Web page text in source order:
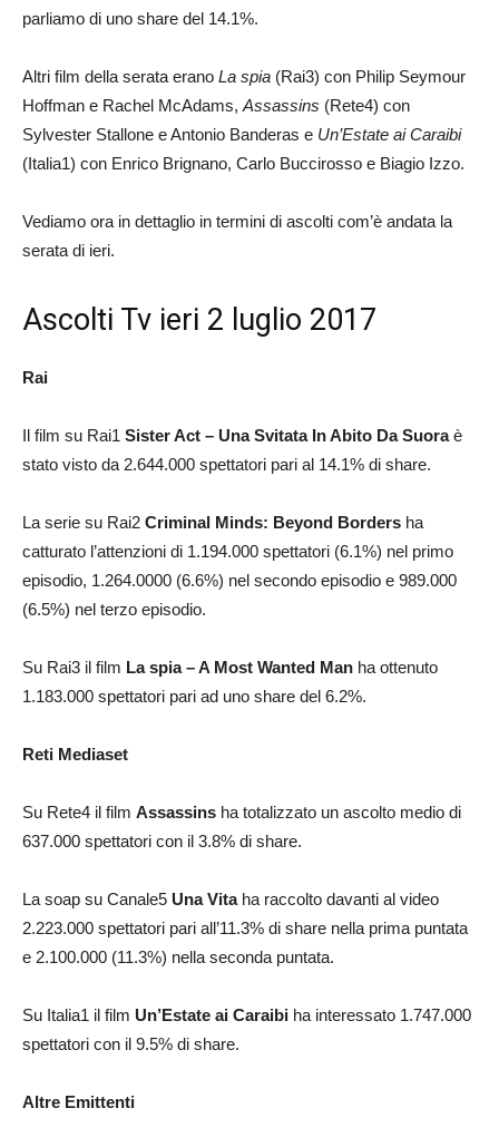
parliamo di uno share del 14.1%.
Altri film della serata erano La spia (Rai3) con Philip Seymour
Hoffman e Rachel McAdams, Assassins (Rete4) con
Sylvester Stallone e Antonio Banderas e Un’Estate ai Caraibi
(Italia1) con Enrico Brignano, Carlo Buccirosso e Biagio Izzo.
Vediamo ora in dettaglio in termini di ascolti com’è andata la
serata di ieri.
Ascolti Tv ieri 2 luglio 2017
Rai
Il film su Rai1 Sister Act – Una Svitata In Abito Da Suoraè
stato visto da 2.644.000 spettatori pari al 14.1% di share.
La serie su Rai2 Criminal Minds: Beyond Borders ha
catturato l’attenzioni di 1.194.000 spettatori (6.1%) nel primo
episodio, 1.264.0000 (6.6%) nel secondo episodio e 989.000
(6.5%) nel terzo episodio.
Su Rai3 il film La spia – A Most Wanted Man ha ottenuto
1.183.000 spettatori pari ad uno share del 6.2%.
Reti Mediaset
Su Rete4 il film Assassins ha totalizzato un ascolto medio di
637.000 spettatori con il 3.8% di share.
La soap su Canale5 Una Vitaha raccolto davanti al video
2.223.000 spettatori pari all’11.3% di share nella prima puntata
e 2.100.000 (11.3%) nella seconda puntata.
Su Italia1 il film Un’Estate ai Caraibi ha interessato 1.747.000
spettatori con il 9.5% di share.
Altre Emittenti